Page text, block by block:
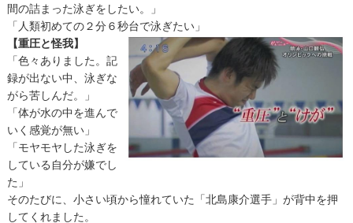
間の詰まった泳ぎをしたい。」
「人類初めての２分６秒台で泳ぎたい」
【重圧と怪我】
「色々ありました。記
録が出ない中、泳ぎな
がら苦しんだ。」
「体が水の中を進んで
いく感覚が無い」
「モヤモヤした泳ぎを
している自分が嫌でし
た」
そのたびに、小さい頃から憧れていた「北島康介選手」が背中を押
してくれました。